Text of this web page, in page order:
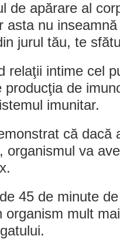
de apărare al
asta nu
jurul tău, te
relaţii intime cel
de
imunitar.
că dacă
organismul va
45 de minute
organism mult